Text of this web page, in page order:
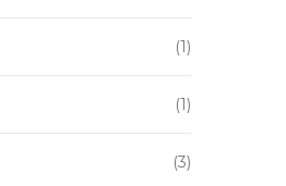
(1)
(1)
(3)